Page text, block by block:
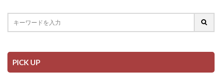
PICK UP